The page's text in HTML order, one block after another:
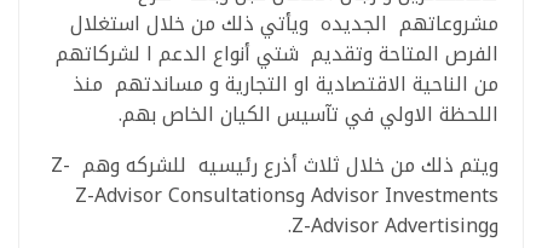
مشروعاتهم الجديده ويأتي ذلك من خلال استغلال
الفرص المتاحة وتقديم شتي أنواع الدعم ا لشركاتهم
من الناحية الاقتصادية او التجارية و مساندتهم منذ
اللحظة الاولي في تآسيس الكيان الخاص بهم.
ويتم ذلك من خلال ثلاث أذرع رئيسيه للشركه وهم Z-
Advisor Investments وZ-Advisor Consultations
وZ-Advisor Advertising.